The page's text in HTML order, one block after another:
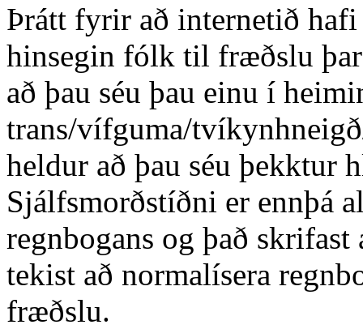
Þrátt fyrir að internetið
hinsegin fólk til fræðslu
að þau séu þau einu í
trans/vífguma/
heldur að þau séu þekktur
Sjálfsmorðstíðni er ennþá
regnbogans og það
tekist að normalísera
fræðslu.